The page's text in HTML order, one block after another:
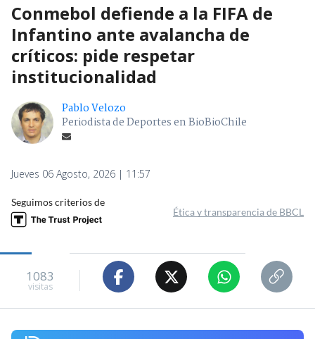
Conmebol defiende a la FIFA de
Infantino ante avalancha de
críticos: pide respetar
institucionalidad
Pablo Velozo
Periodista de Deportes en BioBioChile
Jueves 06 Agosto, 2026 | 11:57
Seguimos criterios de
Ética y transparencia de BBCL
1083
visitas